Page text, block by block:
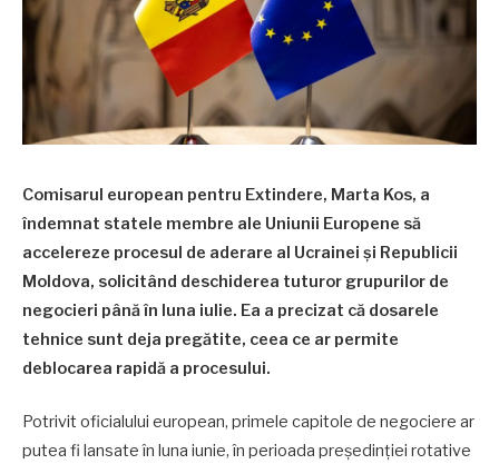
Comisarul european pentru Extindere, Marta Kos, a
îndemnat statele membre ale Uniunii Europene să
accelereze procesul de aderare al Ucrainei și Republicii
Moldova, solicitând deschiderea tuturor grupurilor de
negocieri până în luna iulie. Ea a precizat că dosarele
tehnice sunt deja pregătite, ceea ce ar permite
deblocarea rapidă a procesului.
Potrivit oficialului european, primele capitole de negociere ar
putea fi lansate în luna iunie, în perioada președinției rotative